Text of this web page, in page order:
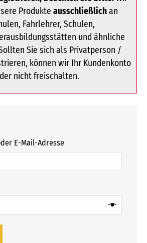
Produkte ausschließlichan
Fahrlehrer, Schulen,
und ähnliche
Sie sich als Privatperson /
können wir Ihr Kundenkonto
nicht freischalten.
E-Mail-Adresse